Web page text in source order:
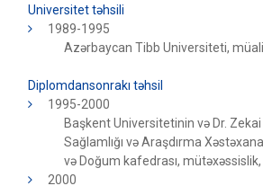
Universitet təhsili
1989-1995
Azərbaycan Tibb Universiteti,
Diplomdansonrakı təhsil
1995-2000
Başkent Universitetinin və Dr. Zekai
Sağlamlığı və Araşdırma
və Doğum kafedrası,
2000